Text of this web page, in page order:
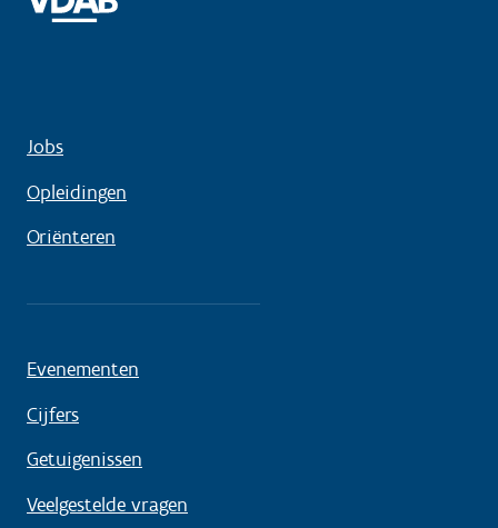
Jobs
Opleidingen
Oriënteren
Evenementen
Cijfers
Getuigenissen
Veelgestelde vragen